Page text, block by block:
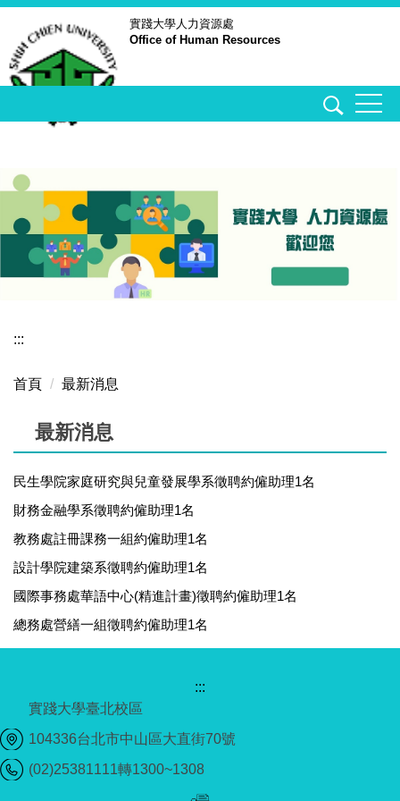
到
主
要
實踐大學人力資源處
Office of Human Resources
:::
首頁 最新消息
最新消息
民生學院家庭研究與兒童發展學系徵聘約僱助理1名
財務金融學系徵聘約僱助理1名
教務處註冊課務一組約僱助理1名
設計學院建築系徵聘約僱助理1名
國際事務處華語中心(精進計畫)徵聘約僱助理1名
總務處營繕一組徵聘約僱助理1名
:::
實踐大學臺北校區
104336台北市中山區大直街70號
(02)25381111轉1300~1308